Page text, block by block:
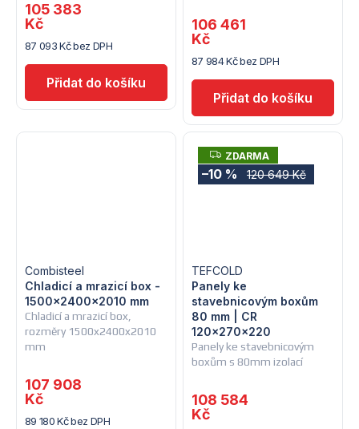
87 093 Kč bez DPH
105 383
Kč
87 984 Kč bez DPH
106 461
Kč
Chladicí a mrazicí box,
rozměry 1500x2400x2010
mm
Chladicí a mrazicí box -
1500x2400x2010 mm
Combisteel
89 180 Kč bez DPH
107 908
Kč
Z
D
A
R
ZDARMA
120 649 Kč
–10 %
Panely ke stavebnicovým
boxům s 80mm izolací
Panely ke
stavebnicovým boxům
80 mm | CR
120x270x220
TEFCOLD
108 584
Kč